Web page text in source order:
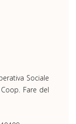
Sociale
Fare del